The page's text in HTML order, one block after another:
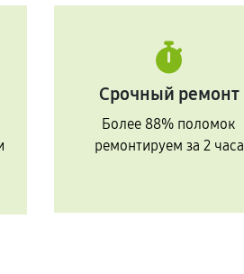
Срочный ремонт
Более 88% поломок
ремонтируем за 2 часа